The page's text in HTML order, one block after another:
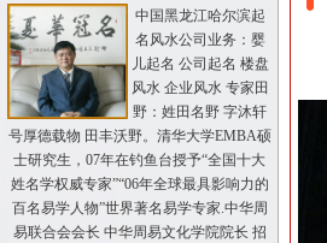
中国黑龙江哈尔滨起
名风水公司业务：婴
儿起名 公司起名 楼盘
风水 企业风水 专家田
野：姓田名野 字沐轩
号厚德载物 田丰沃野。清华大学EMBA硕
士研究生，07年在钓鱼台授予“全国十大
姓名学权威专家”“06年全球最具影响力的
百名易学人物”世界著名易学专家.中华周
易联合会会长 中华周易文化学院院长 招